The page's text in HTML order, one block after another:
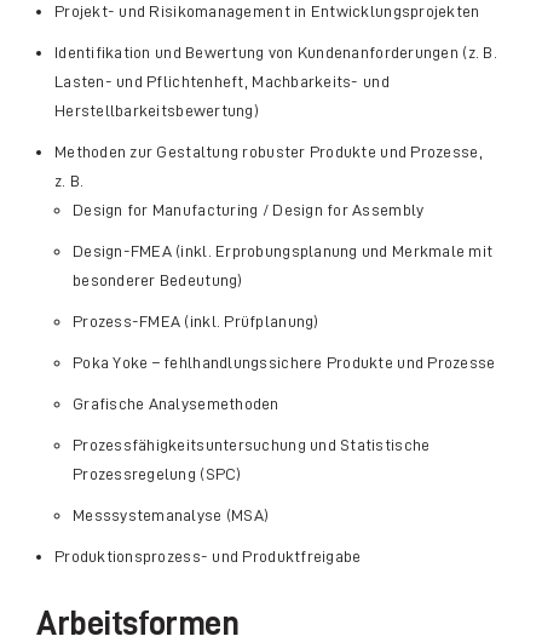
Projekt- und Risikomanagement in Entwicklungsprojekten
Identifikation und Bewertung von Kundenanforderungen (z. B.
Lasten- und Pflichtenheft, Machbarkeits- und
Herstellbarkeitsbewertung)
Methoden zur Gestaltung robuster Produkte und Prozesse,
z. B.
Design for Manufacturing / Design for Assembly
Design-FMEA (inkl. Erprobungsplanung und Merkmale mit
besonderer Bedeutung)
Prozess-FMEA (inkl. Prüfplanung)
Poka Yoke – fehlhandlungssichere Produkte und Prozesse
Grafische Analysemethoden
Prozessfähigkeitsuntersuchung und Statistische
Prozessregelung (SPC)
Messsystemanalyse (MSA)
Produktionsprozess- und Produktfreigabe
Arbeitsformen